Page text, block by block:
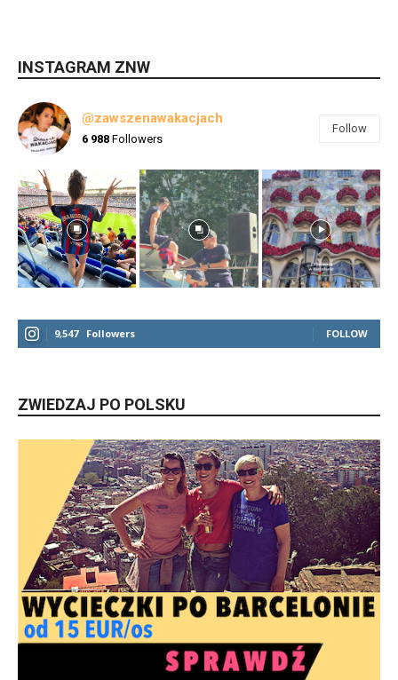
INSTAGRAM ZNW
@zawszenawakacjach
6 988 Followers
Follow
9,547 Followers FOLLOW
ZWIEDZAJ PO POLSKU